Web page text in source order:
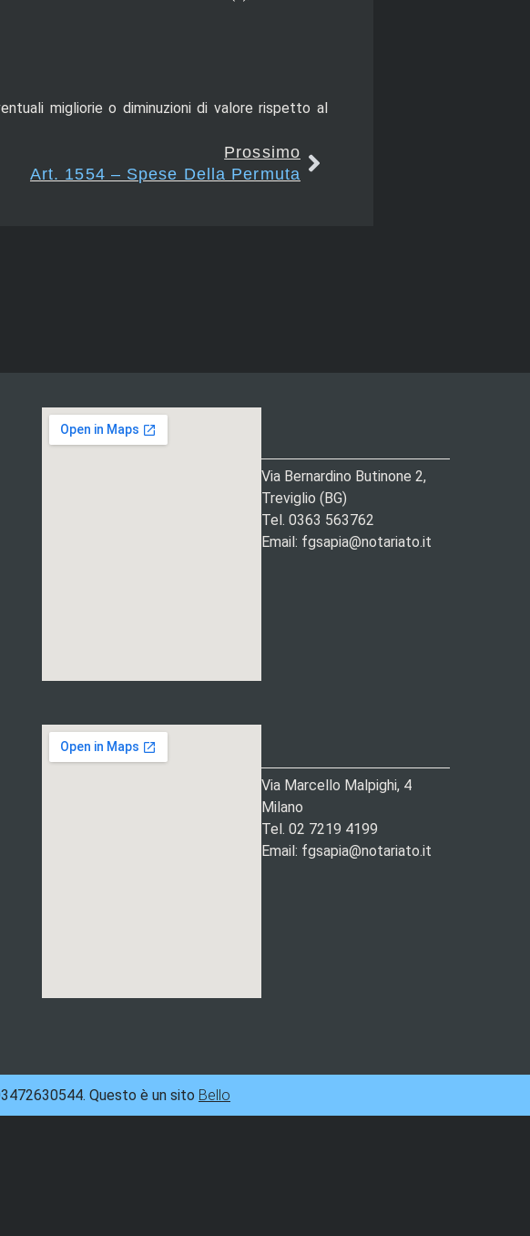
migliorie o diminuzioni di valore rispetto al
Prossimo
Art. 1554 – Spese Della Permuta
Via Bernardino Butinone 2,
Treviglio (BG)
Tel. 0363 563762
Email: fgsapia@notariato.it
Via Marcello Malpighi, 4
Milano
Tel. 02 7219 4199
Email: fgsapia@notariato.it
Questo è un sito Bello